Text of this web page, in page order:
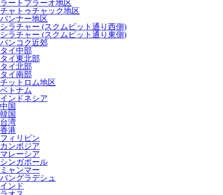
ラートプラーオ地区
チャトゥチャック地区
バンナー地区
シラチャー (スクムビット通り西側)
シラチャー (スクムビット通り東側)
バンコク近郊
タイ中部
タイ東北部
タイ北部
タイ南部
チットロム地区
ベトナム
インドネシア
中国
韓国
台湾
香港
フィリピン
カンボジア
マレーシア
シンガポール
ミャンマー
バングラデシュ
インド